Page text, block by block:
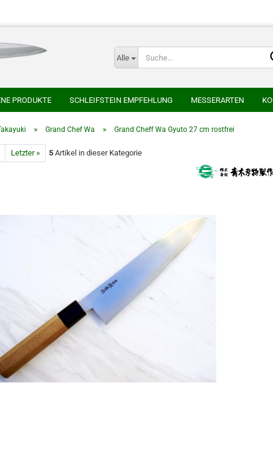
Passwort
Alle
PRODUKTE SCHLEIFSTEIN EMPFEHLUNG MESSERARTEN
HOCHO AOKI HAMONO AZAI ECHIZEN MARUKATSU
SAKAI TAKAYUKI SHIGEFUSA SCHMIEDE
» Grand Chef Wa » Grand Cheff Wa Gyuto 27 cm rostfrei
Letzter » 5 Artikel in dieser Kategorie